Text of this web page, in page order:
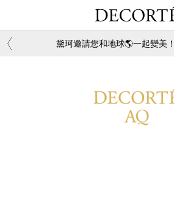
黛珂邀請您和地球🌎一起變美！